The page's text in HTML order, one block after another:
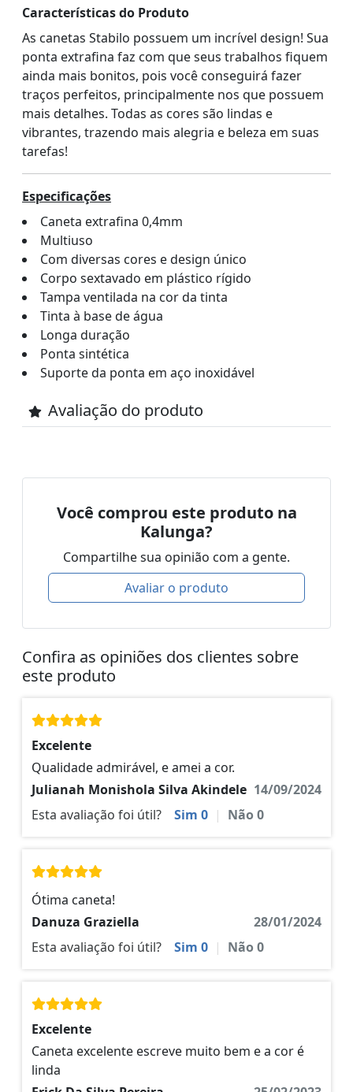
Características do Produto
As canetas Stabilo possuem um incrível design! Sua
ponta extrafina faz com que seus trabalhos fiquem
ainda mais bonitos, pois você conseguirá fazer
traços perfeitos, principalmente nos que possuem
mais detalhes. Todas as cores são lindas e
vibrantes, trazendo mais alegria e beleza em suas
tarefas!
Especificações
Caneta extrafina 0,4mm
Multiuso
Com diversas cores e design único
Corpo sextavado em plástico rígido
Tampa ventilada na cor da tinta
Tinta à base de água
Longa duração
Ponta sintética
Suporte da ponta em aço inoxidável
Avaliação do produto
Você comprou este produto na
Kalunga?
Compartilhe sua opinião com a gente.
Avaliar o produto
Confira as opiniões dos clientes sobre
este produto
Excelente
Qualidade admirável, e amei a cor.
Julianah Monishola Silva Akindele 14/09/2024
Esta avaliação foi útil?
Sim 0 | Não0
Ótima caneta!
Danuza Graziella
28/01/2024
Esta avaliação foi útil?
Sim 0 | Não0
Excelente
Caneta excelente escreve muito bem e a cor é
linda